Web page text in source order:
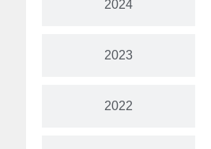
2024
2023
2022